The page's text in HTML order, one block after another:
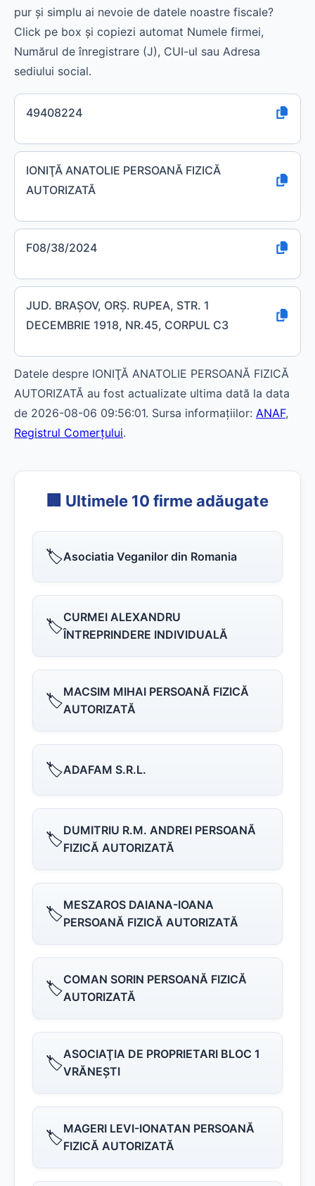
pur și simplu ai nevoie de datele noastre fiscale?
Click pe box și copiezi automat Numele firmei,
Numărul de înregistrare (J), CUI-ul sau Adresa
sediului social.
49408224
IONIŢĂ ANATOLIE PERSOANĂ FIZICĂ
AUTORIZATĂ
F08/38/2024
JUD. BRAŞOV, ORŞ. RUPEA, STR. 1
DECEMBRIE 1918, NR.45, CORPUL C3
Datele despre IONIŢĂ ANATOLIE PERSOANĂ FIZICĂ
AUTORIZATĂ au fost actualizate ultima dată la data
de 2026-08-06 09:56:01. Sursa informațiilor: ANAF,
Registrul Comerțului.
🏢 Ultimele 10 firme adăugate
🏷️Asociatia Veganilor din Romania
🏷️CURMEI ALEXANDRU
ÎNTREPRINDERE INDIVIDUALĂ
🏷️MACSIM MIHAI PERSOANĂ FIZICĂ
AUTORIZATĂ
🏷️ADAFAM S.R.L.
🏷️DUMITRIU R.M. ANDREI PERSOANĂ
FIZICĂ AUTORIZATĂ
🏷️MESZAROS DAIANA-IOANA
PERSOANĂ FIZICĂ AUTORIZATĂ
🏷️COMAN SORIN PERSOANĂ FIZICĂ
AUTORIZATĂ
🏷️ASOCIAŢIA DE PROPRIETARI BLOC 1
VRĂNEŞTI
🏷️MAGERI LEVI-IONATAN PERSOANĂ
FIZICĂ AUTORIZATĂ